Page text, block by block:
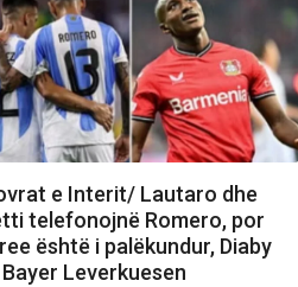
e Interit/ Lautaro dhe
telefonojnë Romero, por
është i palëkundur, Diaby
Leverkuesen